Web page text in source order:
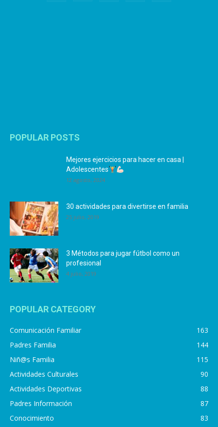
POPULAR POSTS
Mejores ejercicios para hacer en casa |
Adolescentes
12 agosto, 2024
30 actividades para divertirse en familia
25 julio, 2019
3 Métodos para jugar fútbol como un
profesional
4 julio, 2019
POPULAR CATEGORY
Comunicación Familiar
163
Padres Familia
144
Niñ@s Familia
115
Actividades Culturales
90
Actividades Deportivas
88
Padres Información
87
Conocimiento
83